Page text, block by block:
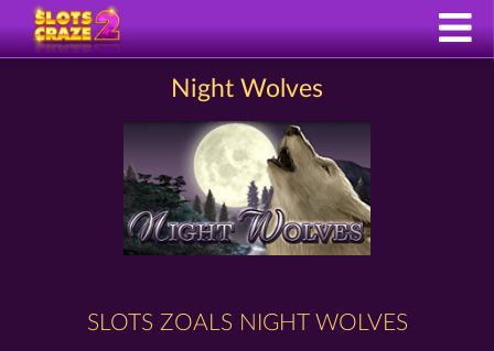
Night Wolves
SLOTS ZOALS NIGHT WOLVES